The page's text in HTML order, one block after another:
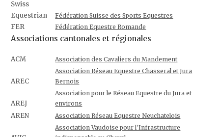
Swiss
Equestrian
Fédération Suisse des Sports Equestres
FER Fédération Equestre Romande
Associations cantonales et régionales
ACM Association des Cavaliers du Mandement
AREC
Association Réseau Equestre Chasseral et Jura
Bernois
AREJ
Association pour le Réseau Equestre du Jura et
environs
AREN Association Réseau Equestre Neuchatelois
Association Vaudoise pour l'Infrastructure